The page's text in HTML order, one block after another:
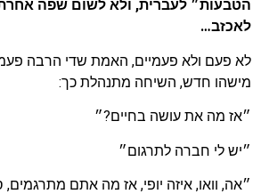
הטבעות״ לעברית, ולא לשום שפה
לאכזב…
לא פעם ולא פעמיים, האמת שדי הרבה
מישהו חדש, השיחה מתנהלת כך:
״אז מה את עושה בחיים?״
״יש לי חברה לתרגום״
״אה, וואו, איזה יופי, אז מה אתם